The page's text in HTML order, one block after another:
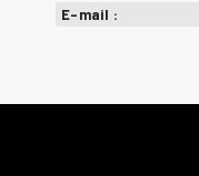
E-mail :